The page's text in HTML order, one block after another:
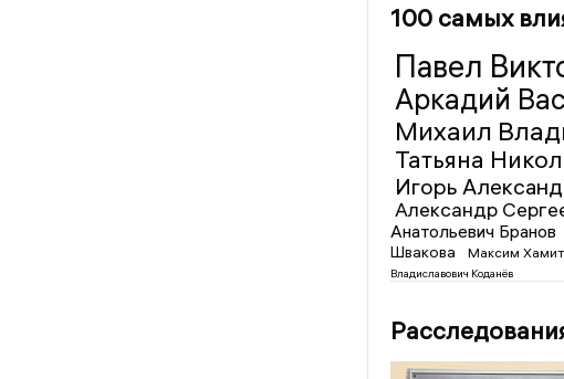
100 самых
Павел
Аркадий
Михаил
Татьяна
Игорь
Александр
Анатольевич Бранов
Швакова
Максим
Владиславович Коданёв